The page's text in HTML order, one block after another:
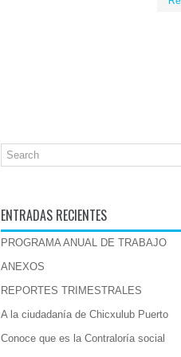
ENTRADAS RECIENTES
PROGRAMA ANUAL DE TRABAJO
ANEXOS
REPORTES TRIMESTRALES
A la ciudadanía de Chicxulub Puerto
Conoce que es la Contraloría social